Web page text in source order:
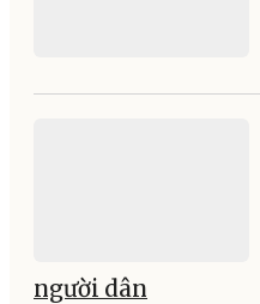
người dân